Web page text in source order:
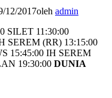
12/2017oleh admin
SILET 11:30:00
SEREM (RR) 13:15:00
15:45:00 IH SEREM
19:30:00 DUNIA